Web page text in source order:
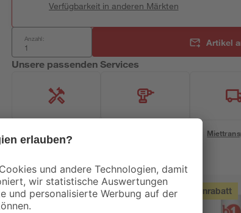
Verfügbarkeit in anderen Märkten
Anzahl: Artikel
Unsere passenden Services
Mengenrabatt Mengenrabatt